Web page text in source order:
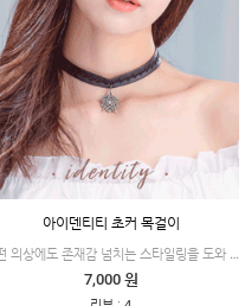
아이덴티티 초커 목걸이
어떤 의상에도 존재감 넘치는 스타일링을 도와 줄 유니크+시크한 무드의 제품이에요.
7,000 원